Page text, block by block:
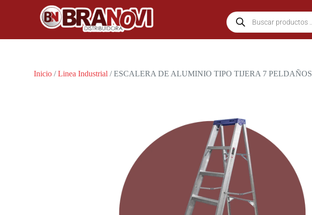
Inicio /Linea Industrial / ESCALERA DE ALUMINIO TIPO TIJERA 7 PELDAÑOS